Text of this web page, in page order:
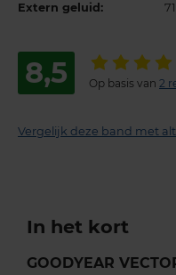
Extern geluid:
8,5 Op basis van 2
Vergelijk deze band met
In het kort
GOODYEAR